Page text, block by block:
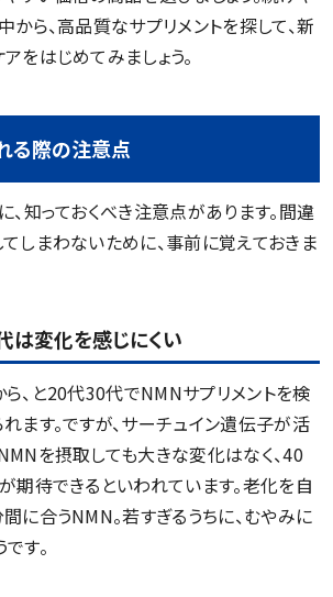
ら、高品質なサプリメントを探して、新
をはじめてみましょう。
る際の注意点
知っておくべき注意点があります。間違
しまわないために、事前に覚えておきま
は変化を感じにくい
、と20代30代でNMNサプリメントを検
ます。ですが、サーチュイン遺伝子が活
を摂取しても大きな変化はなく、40
期待できるといわれています。老化を自
に合うNMN。若すぎるうちに、むやみに
す。